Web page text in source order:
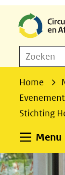
worden
toegestaan
geweigerd.
o
Zoeken
Home
Stichting
Menu